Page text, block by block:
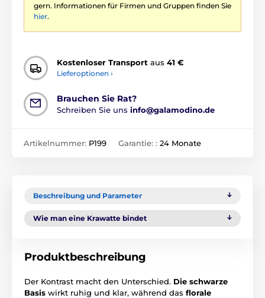
gern. Informationen für Firmen und Gruppen finden Sie
hier.
Kostenloser Transport aus 41 €
Lieferoptionen ›
Brauchen Sie Rat?
Schreiben Sie uns info@galamodino.de
Artikelnummer: P199 Garantie: : 24 Monate
Beschreibung und Parameter
Wie man eine Krawatte bindet
Produktbeschreibung
Der Kontrast macht den Unterschied. Die schwarze
Basis wirkt ruhig und klar, während das florale